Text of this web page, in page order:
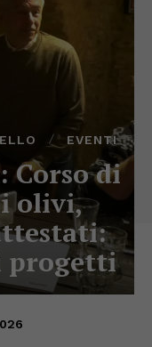
EVENTI
Corso di
olivi,
progetti